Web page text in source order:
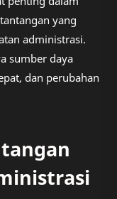
yang
administrasi.
sumber daya
dan perubahan